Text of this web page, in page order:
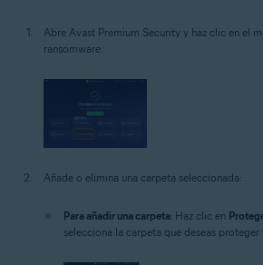
Abre Avast Premium Security y haz clic en el
ransomware.
Añade o elimina una carpeta seleccionada:
Para añadir una carpeta: Haz clic en
selecciona la carpeta que deseas